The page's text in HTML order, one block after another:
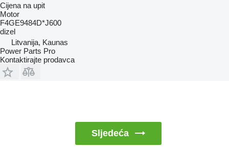
Cijena na upit
Motor
F4GE9484D*J600
dizel
Litvanija, Kaunas
Power Parts Pro
Kontaktirajte prodavca
Sljedeća